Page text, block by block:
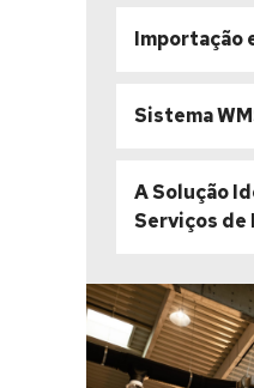
Importação
Sistema
A Solução
Serviços de